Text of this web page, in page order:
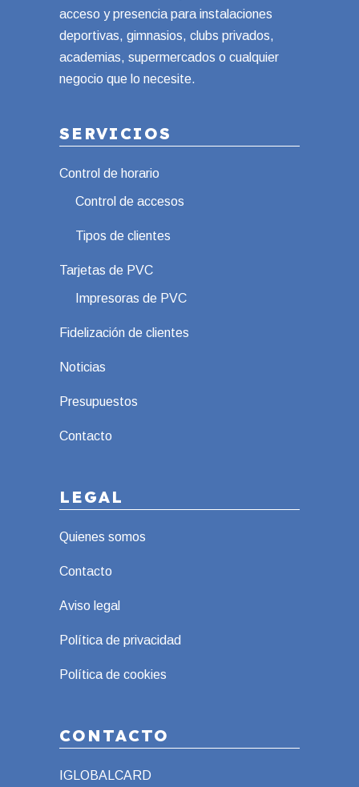
acceso y presencia para instalaciones
deportivas, gimnasios, clubs privados,
academias, supermercados o cualquier
negocio que lo necesite.
SERVICIOS
Control de horario
Control de accesos
Tipos de clientes
Tarjetas de PVC
Impresoras de PVC
Fidelización de clientes
Noticias
Presupuestos
Contacto
LEGAL
Quienes somos
Contacto
Aviso legal
Política de privacidad
Política de cookies
CONTACTO
IGLOBALCARD